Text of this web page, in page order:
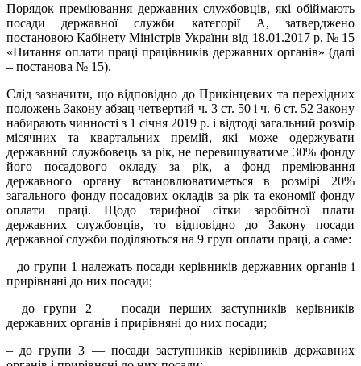
Порядок преміювання державних службовців, які обіймають
посади державної служби категорії А, затверджено
постановою Кабінету Міністрів України від 18.01.2017 р. № 15
«Питання оплати праці працівників державних органів» (далі
– постанова № 15).
Слід зазначити, що відповідно до Прикінцевих та перехідних
положень Закону абзац четвертий ч. 3 ст. 50 і ч. 6 ст. 52 Закону
набирають чинності з 1 січня 2019 р. і відтоді загальний розмір
місячних та квартальних премій, які може одержувати
державний службовець за рік, не перевищуватиме 30% фонду
його посадового окладу за рік, а фонд преміювання
державного органу встановлюватиметься в розмірі 20%
загального фонду посадових окладів за рік та економії фонду
оплати праці. Щодо тарифної сітки заробітної плати
державних службовців, то відповідно до Закону посади
державної служби поділяються на 9 груп оплати праці, а саме:
– до групи 1 належать посади керівників державних органів і
прирівняні до них посади;
– до групи 2 — посади перших заступників керівників
державних органів і прирівняні до них посади;
– до групи 3 — посади заступників керівників державних